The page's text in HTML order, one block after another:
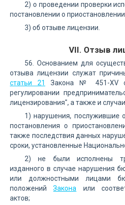
2) о проведении проверки
постановлении о
3) об отзыве лицензии.
VII. Отзыв
56. Основанием для
отзыва лицензии служат
статьи 21
Закона № 451-XV
регулировании
лицензирования", а также и
1) нарушения, послужившие
постановления о
также последствия данных
сроки, установленные
2) не были исполнены
изданного в случае нарушения
или должностными лицами
положенийЗакона или
актов;